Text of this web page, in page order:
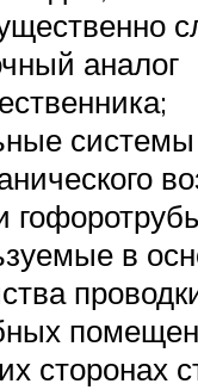
аналог
в
сторонах